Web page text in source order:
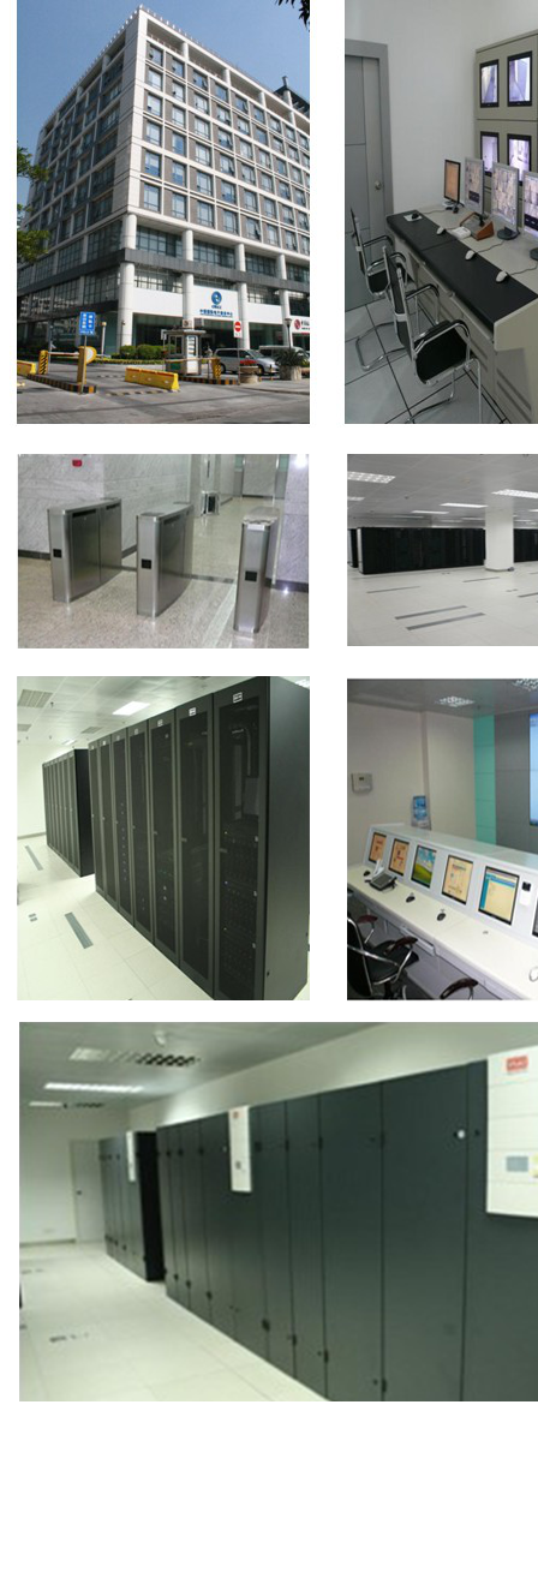
美国数据中心机房
全美硬防最高的机房
解决方案
电子商务类解决方案
综合门户类解决方案
政府媒体类解决方案
游戏解决方案
负载均衡解决方案
专线接入服务方案
互联网金融解决方案
关于我们
公司简介
联系方式
加入我们
企业文化